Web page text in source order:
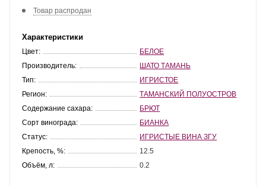
Товар распродан
Характеристики
Цвет:
БЕЛОЕ
Производитель:
ШАТО ТАМАНЬ
Тип:
ИГРИСТОЕ
Регион:
ТАМАНСКИЙ ПОЛУОСТРОВ
Содержание сахара:
БРЮТ
Сорт винограда:
БИАНКА
Статус:
ИГРИСТЫЕ ВИНА ЗГУ
Крепость, %:
12.5
Объём, л:
0.2